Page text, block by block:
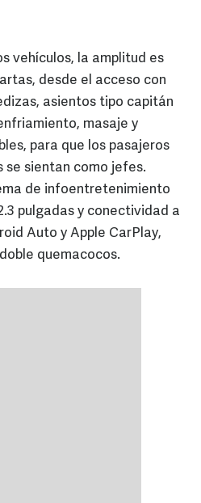
vehículos, la amplitud es
desde el acceso con
asientos tipo capitán
masaje y
para que los pasajeros
se sientan como jefes.
de infoentretenimiento
pulgadas y conectividad a
Auto y Apple CarPlay,
quemacocos.